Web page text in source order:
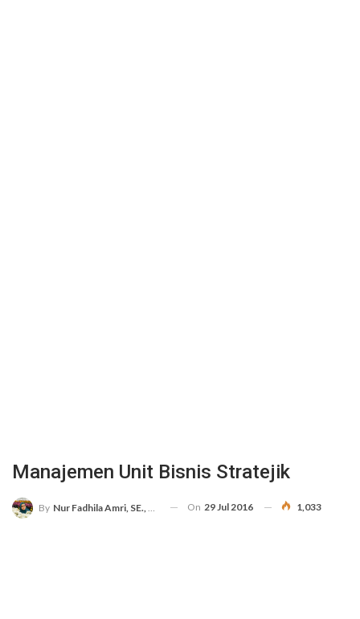
Manajemen Unit Bisnis Stratejik
By Nur Fadhila Amri, SE., Ak., M.Si On 29 Jul 2016 1,033